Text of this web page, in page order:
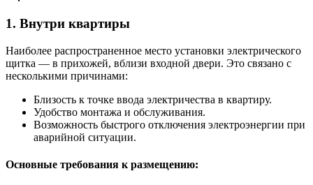
1. Внутри квартиры
Наиболее распространенное место установки электрического
щитка — в прихожей, вблизи входной двери. Это связано с
несколькими причинами:
Близость к точке ввода электричества в квартиру.
Удобство монтажа и обслуживания.
Возможность быстрого отключения электроэнергии при
аварийной ситуации.
Основные требования к размещению: